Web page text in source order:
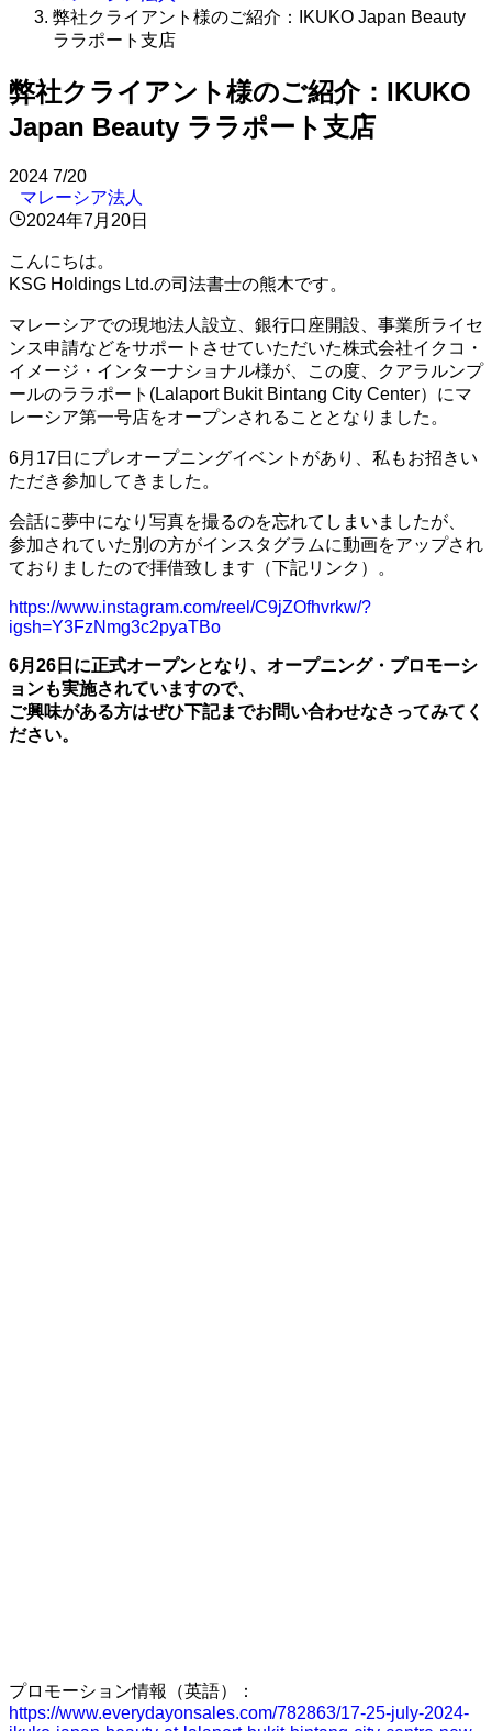
弊社クライアント様のご紹介：IKUKO Japan Beauty
ララポート支店
弊社クライアント様のご紹介：IKUKO
Japan Beauty ララポート支店
2024 7/20
マレーシア法人
2024年7月20日
こんにちは。
KSG Holdings Ltd.の司法書士の熊木です。
マレーシアでの現地法人設立、銀行口座開設、事業所ライセ
ンス申請などをサポートさせていただいた株式会社イクコ・
イメージ・インターナショナル様が、この度、クアラルンプ
ールのララポート(Lalaport Bukit Bintang City Center）にマ
レーシア第一号店をオープンされることとなりました。
6月17日にプレオープニングイベントがあり、私もお招きい
ただき参加してきました。
会話に夢中になり写真を撮るのを忘れてしまいましたが、
参加されていた別の方がインスタグラムに動画をアップされ
ておりましたので拝借致します（下記リンク）。
https://www.instagram.com/reel/C9jZOfhvrkw/?
igsh=Y3FzNmg3c2pyaTBo
6月26日に正式オープンとなり、オープニング・プロモーシ
ョンも実施されていますので、
ご興味がある方はぜひ下記までお問い合わせなさってみてく
ださい。
プロモーション情報（英語）：
https://www.everydayonsales.com/782863/17-25-july-2024-